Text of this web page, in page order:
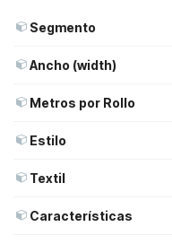
Segmento
Ancho (width)
Metros por Rollo
Estilo
Textil
Características